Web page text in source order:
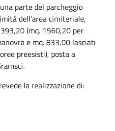
parte del parcheggio
dell'area cimiteriale,
(mq. 1560,20 per
e mq. 833,00 lasciati
preesisti), posta a
la realizzazione di: